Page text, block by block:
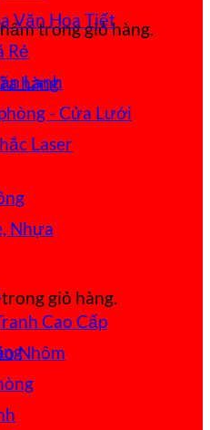
trong giỏ hàng.
hàng
giỏ hàng.
Văn Họa Tiết
Rẻ
Lạnh
- Cửa Lưới
Laser
Nhựa
Cao Cấp
Nhôm